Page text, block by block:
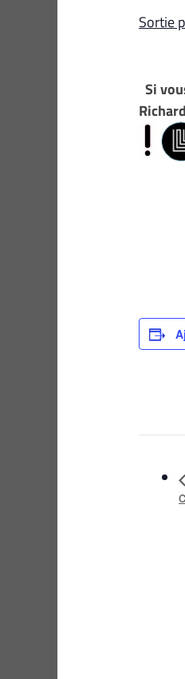
Sortie
Si